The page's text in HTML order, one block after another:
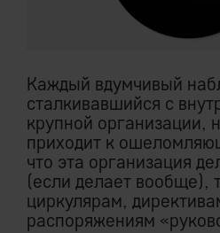
Каждый вдумчивый
сталкивавшийся с
крупной организации,
приходит к
что эта организация
(если делает вообще),
циркулярам,
распоряжениям